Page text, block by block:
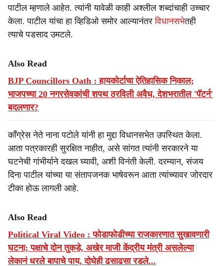
पाटील म्हणाले आहेत. त्यांनी यावेळी काही अश्लील शब्दांचाही उच्चार
केला. पाटील यांचा हा व्हिडिओ समोर आल्यानंतरविधानसभेतही
त्याचे पडसाद उमटले.
Also Read
BJP Councillors Oath : हायकोर्टाचा ऐतिहासिक निकाल;
भाजपच्या 20 नगरसेवकांची शपथ ठरविली अवैध, देशभरातील 'पॅटर्न'
बदलणार?
काँग्रेस नेते नाना पटोले यांनी हा मुद्दा विधानसभेत उपस्थित केला.
आता पत्रकारही सुरक्षित नाहीत, असे सांगत त्यांनी सरकारने या
घटनेची गांभीर्याने दखल घ्यावी, अशी विनंती केली. दरम्यान, संजय
दिना पाटील यांच्या या संतापजनक भाषेवरून आता त्यांच्यावर जोरदार
टीका होऊ लागली आहे.
Also Read
Political Viral Video : फोडाफोडीच्या राजकारणात सुखावणारी
घटना; पक्षाचे दोन तुकडे, अखेर माजी केंद्रीय मंत्री असलेल्या
लेकानं धरले बापाचे पाय, दोघेही ढसाढसा रडले...